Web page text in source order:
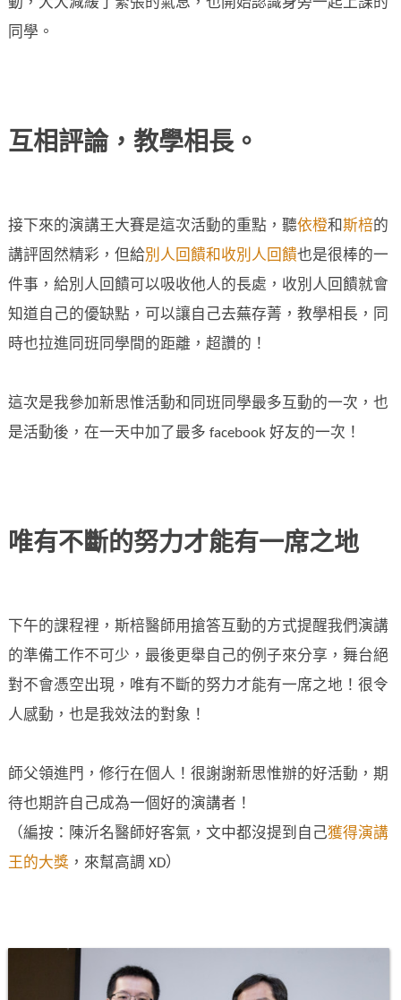
動，大大減緩了緊張的氣息，也開始認識身旁一起上課的
同學。
互相評論，教學相長。
接下來的演講王大賽是這次活動的重點，聽依橙和斯棓的
講評固然精彩，但給別人回饋和收別人回饋也是很棒的一
件事，給別人回饋可以吸收他人的長處，收別人回饋就會
知道自己的優缺點，可以讓自己去蕪存菁，教學相長，同
時也拉進同班同學間的距離，超讚的！
這次是我參加新思惟活動和同班同學最多互動的一次，也
是活動後，在一天中加了最多 facebook 好友的一次！
唯有不斷的努力才能有一席之地
下午的課程裡，斯棓醫師用搶答互動的方式提醒我們演講
的準備工作不可少，最後更舉自己的例子來分享，舞台絕
對不會憑空出現，唯有不斷的努力才能有一席之地！很令
人感動，也是我效法的對象！
師父領進門，修行在個人！很謝謝新思惟辦的好活動，期
待也期許自己成為一個好的演講者！
（編按：陳沂名醫師好客氣，文中都沒提到自己獲得演講
王的大獎 ，來幫高調 XD）